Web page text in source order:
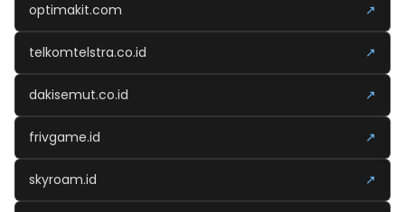
optimakit.com ↗
telkomtelstra.co.id ↗
dakisemut.co.id ↗
frivgame.id ↗
skyroam.id ↗